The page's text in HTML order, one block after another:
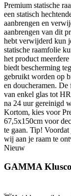
Premium statische
een statisch
aanbrengen en
aanbrengen van dit
hebt verwijderd kun
statische raamfolie
het product
biedt bescherming
gebruikt worden op
en doucheramen.
van enkel glas tot
na 24 uur gereinigd
Kortom, kies voor
67,5x150cm voor
te gaan. Tip! Voordat
wij aan je raam te
Nieuw
GAMMA